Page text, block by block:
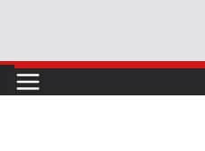
content